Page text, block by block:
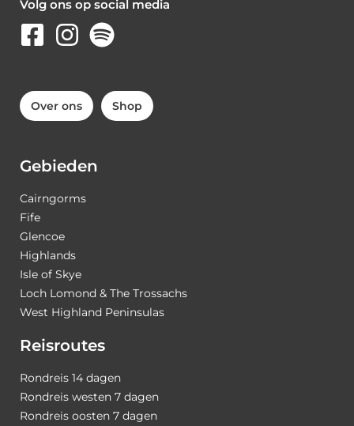
Volg ons op social media
Over ons Shop
Gebieden
Cairngorms
Fife
Glencoe
Highlands
Isle of Skye
Loch Lomond & The Trossachs
West Highland Peninsulas
Reisroutes
Rondreis 14 dagen
Rondreis westen 7 dagen
Rondreis oosten 7 dagen